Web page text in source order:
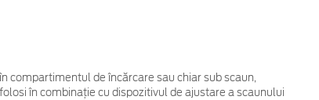
compartimentul de încărcare sau chiar sub scaun,
în combinație cu dispozitivul de ajustare a scaunului